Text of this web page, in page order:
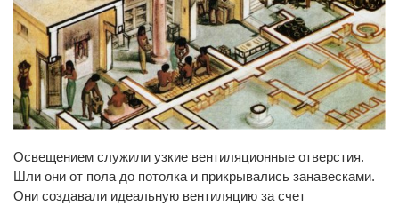
Освещением служили узкие вентиляционные отверстия.
Шли они от пола до потолка и прикрывались занавесками.
Они создавали идеальную вентиляцию за счет